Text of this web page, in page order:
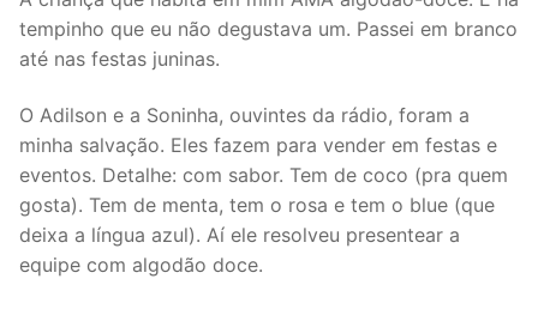
tempinho que eu não degustava um. Passei em branco
até nas festas juninas.
O Adilson e a Soninha, ouvintes da rádio, foram a
minha salvação. Eles fazem para vender em festas e
eventos. Detalhe: com sabor. Tem de coco (pra quem
gosta). Tem de menta, tem o rosa e tem o blue (que
deixa a língua azul). Aí ele resolveu presentear a
equipe com algodão doce.